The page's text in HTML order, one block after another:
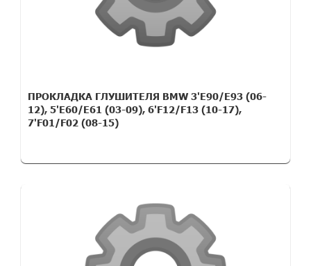
ПРОКЛАДКА ГЛУШИТЕЛЯ BMW 3'E90/E93 (06-
12), 5'E60/E61 (03-09), 6'F12/F13 (10-17),
7'F01/F02 (08-15)